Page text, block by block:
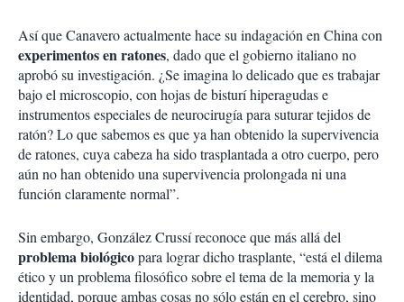
Así que Canavero actualmente hace su indagación en China con
experimentos en ratones, dado que el gobierno italiano no
aprobó su investigación. ¿Se imagina lo delicado que es trabajar
bajo el microscopio, con hojas de bisturí hiperagudas e
instrumentos especiales de neurocirugía para suturar tejidos de
ratón? Lo que sabemos es que ya han obtenido la supervivencia
de ratones, cuya cabeza ha sido trasplantada a otro cuerpo, pero
aún no han obtenido una supervivencia prolongada ni una
función claramente normal”.
Sin embargo, González Crussí reconoce que más allá del
problema biológicopara lograr dicho trasplante, “está el dilema
ético y un problema filosófico sobre el tema de la memoria y la
identidad, porque ambas cosas no sólo están en el cerebro, sino